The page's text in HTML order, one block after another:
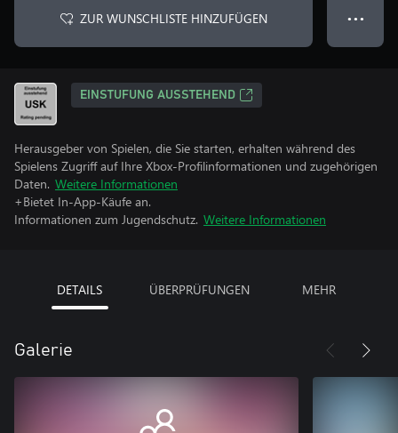
ZUR WUNSCHLISTE HINZUFÜGEN ● ● ●
EINSTUFUNG AUSSTEHEND
Herausgeber von Spielen, die Sie starten, erhalten während des
Spielens Zugriff auf Ihre Xbox-Profilinformationen und zugehörigen
Daten. Weitere Informationen
+Bietet In-App-Käufe an.
Informationen zum Jugendschutz. Weitere Informationen
DETAILS ÜBERPRÜFUNGEN MEHR
Galerie